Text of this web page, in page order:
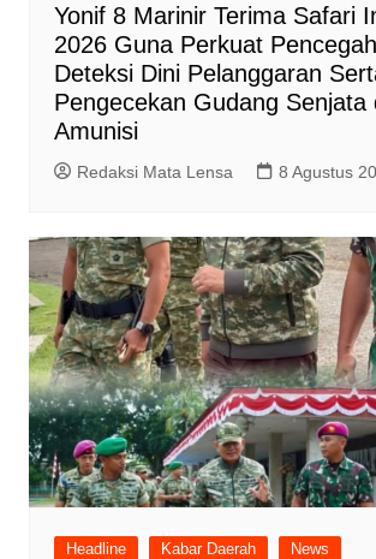
Yonif 8 Marinir Terima Safari
2026 Guna Perkuat
Deteksi Dini Pelanggaran
Pengecekan Gudang Senjata
Amunisi
Redaksi Mata Lensa 8 Agustus
Headline Kabar Daerah News